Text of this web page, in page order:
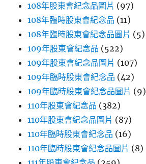
108年股東會紀念品圖片 (97)
108年臨時股東會紀念品 (11)
108年臨時股東會紀念品圖片 (5)
109年股東會紀念品 (522)
109年股東會紀念品圖片 (107)
109年臨時股東會紀念品 (42)
109年臨時股東會紀念品圖片 (9)
110年股東會紀念品 (382)
110年股東會紀念品圖片 (87)
110年臨時股東會紀念品 (16)
110年臨時股東會紀念品圖片 (8)